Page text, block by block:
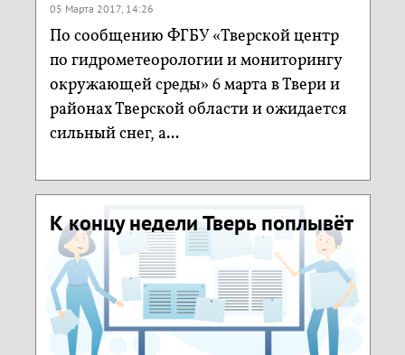
05 Марта 2017, 14:26
По сообщению ФГБУ «Тверской центр
по гидрометеорологии и мониторингу
окружающей среды» 6 марта в Твери и
районах Тверской области и ожидается
сильный снег, а...
К концу недели Тверь поплывёт